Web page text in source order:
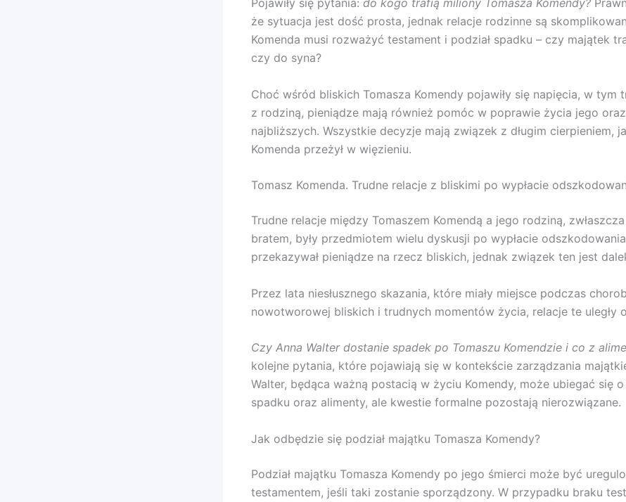
że sytuacja jest dość prosta, jednak relacje rodzinne są
Komenda musi rozważyć testament i podział spadku – czy majątek
czy do syna?
Choć wśród bliskich Tomasza Komendy pojawiły się napięcia, w tym
z rodziną, pieniądze mają również pomóc w poprawie życia jego oraz
najbliższych. Wszystkie decyzje mają związek z długim cierpieniem,
Komenda przeżył w więzieniu.
Tomasz Komenda. Trudne relacje z bliskimi po wypłacie
Trudne relacje między Tomaszem Komendą a jego rodziną,
bratem, były przedmiotem wielu dyskusji po wypłacie
przekazywał pieniądze na rzecz bliskich, jednak związek ten jest
Przez lata niesłusznego skazania, które miały miejsce podczas
nowotworowej bliskich i trudnych momentów życia, relacje te uległy
Czy Anna Walter dostanie spadek po Tomaszu Komendzie i co z
kolejne pytania, które pojawiają się w kontekście zarządzania
Walter, będąca ważną postacią w życiu Komendy, może ubiegać się
spadku oraz alimenty, ale kwestie formalne pozostają nierozwiązane.
Jak odbędzie się podział majątku Tomasza Komendy?
Podział majątku Tomasza Komendy po jego śmierci może być
testamentem, jeśli taki zostanie sporządzony. W przypadku braku